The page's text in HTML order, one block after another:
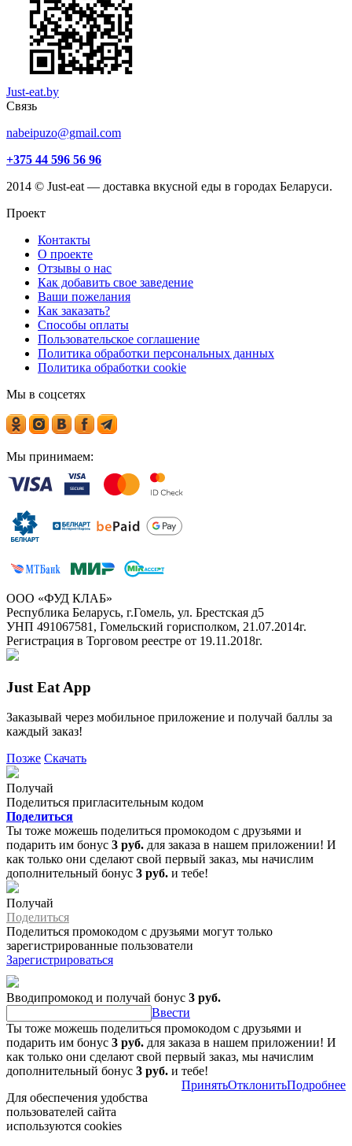
Just-eat.by
Связь
nabeipuzo@gmail.com
+375 44 596 56 96
2014 © Just-eat — доставка вкусной еды в городах Беларуси.
Проект
Контакты
О проекте
Отзывы о нас
Как добавить свое заведение
Ваши пожелания
Как заказать?
Способы оплаты
Пользовательское соглашение
Политика обработки персональных данных
Политика обработки cookie
Мы в соцсетях
Мы принимаем:
ООО «ФУД КЛАБ»
Республика Беларусь, г.Гомель, ул. Брестская д5
УНП 491067581, Гомельский горисполком, 21.07.2014г.
Регистрация в Торговом реестре от 19.11.2018г.
Just Eat App
Заказывай через мобильное приложение и получай баллы за
каждый заказ!
Позже Скачать
Получай
Поделиться пригласительным кодом
Поделиться
Ты тоже можешь поделиться промокодом с друзьями и
подарить им бонус 3 руб. для заказа в нашем приложении! И
как только они сделают свой первый заказ, мы начислим
дополнительный бонус 3 руб. и тебе!
Получай
Поделиться
Поделиться промокодом с друзьями могут только
зарегистрированные пользователи
Зарегистрироваться
Вводипромокод и получай бонус 3 руб.
Ввести
Ты тоже можешь поделиться промокодом с друзьями и
подарить им бонус 3 руб. для заказа в нашем приложении! И
как только они сделают свой первый заказ, мы начислим
дополнительный бонус 3 руб. и тебе!
Для обеспечения удобства
пользователей сайта
используются cookies
ПринятьОтклонитьПодробнее